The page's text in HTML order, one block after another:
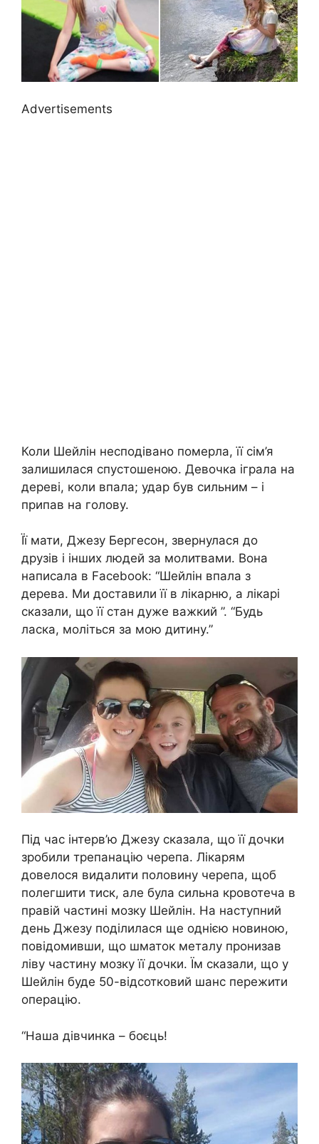
Advertisements
Коли Шейлін несподівано померла, її сім’я
залишилася спустошеною. Девочка іграла на
дереві, коли впала; удар був сильним – і
припав на голову.
Її мати, Джезу Бергесон, звернулася до
друзів і інших людей за молитвами. Вона
написала в Facebook: “Шейлін впала з
дерева. Ми доставили її в лікарню, а лікарі
сказали, що її стан дуже важкий ”. “Будь
ласка, моліться за мою дитину.”
Під час інтерв’ю Джезу сказала, що її дочки
зробили трепанацію черепа. Лікарям
довелося видалити половину черепа, щоб
полегшити тиск, але була сильна кровотеча в
правій частині мозку Шейлін. На наступний
день Джезу поділилася ще однією новиною,
повідомивши, що шматок металу пронизав
ліву частину мозку її дочки. Їм сказали, що у
Шейлін буде 50-відсотковий шанс пережити
операцію.
“Наша дівчинка – боєць!